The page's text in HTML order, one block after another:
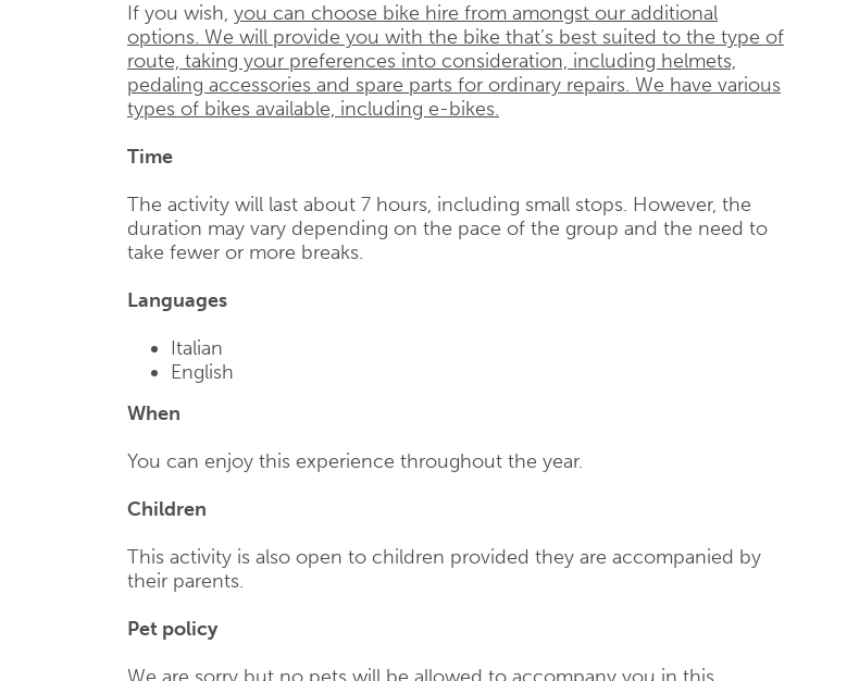
If you wish, you can choose bike hire from amongst our additional
options. We will provide you with the bike that’s best suited to the type of
route, taking your preferences into consideration, including helmets,
pedaling accessories and spare parts for ordinary repairs. We have various
types of bikes available, including e-bikes.
Time
The activity will last about 7 hours, including small stops. However, the
duration may vary depending on the pace of the group and the need to
take fewer or more breaks.
Languages
Italian
English
When
You can enjoy this experience throughout the year.
Children
This activity is also open to children provided they are accompanied by
their parents.
Pet policy